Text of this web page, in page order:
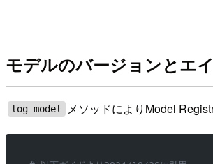
モデルのバージョンとエ
log_model メソッドによりModel